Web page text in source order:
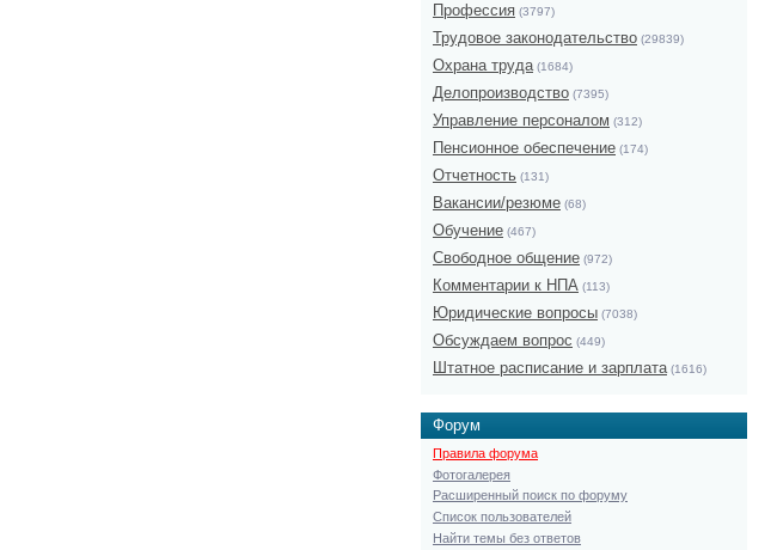
Профессия (3797)
Трудовое законодательство (29839)
Охрана труда(1684)
Делопроизводство (7395)
Управление персоналом (312)
Пенсионное обеспечение (174)
Отчетность (131)
Вакансии/резюме (68)
Обучение (467)
Свободное общение (972)
Комментарии к НПА (113)
Юридические вопросы (7038)
Обсуждаем вопрос (449)
Штатное расписание и зарплата(1616)
Форум
Правила форума
Фотогалерея
Расширенный поиск по форуму
Список пользователей
Найти темы без ответов